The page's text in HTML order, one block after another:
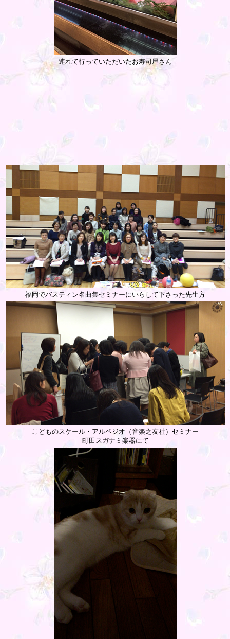
連れて行っていただいたお寿司屋さん
福岡でバスティン名曲集セミナーにいらして下さった先生方
こどものスケール・アルペジオ（音楽之友社）セミナー
町田スガナミ楽器にて